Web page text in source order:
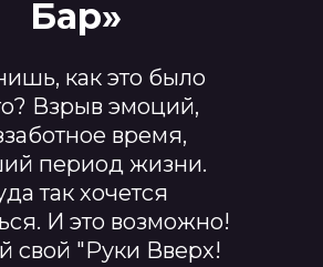
Бар»
как это было
Взрыв эмоций,
время,
период жизни.
так хочется
И это возможно!
свой "Руки Вверх!